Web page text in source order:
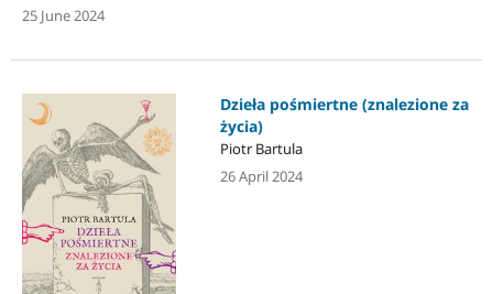
25 June 2024
Dzieła pośmiertne (znalezione za
życia)
Piotr Bartula
26 April 2024